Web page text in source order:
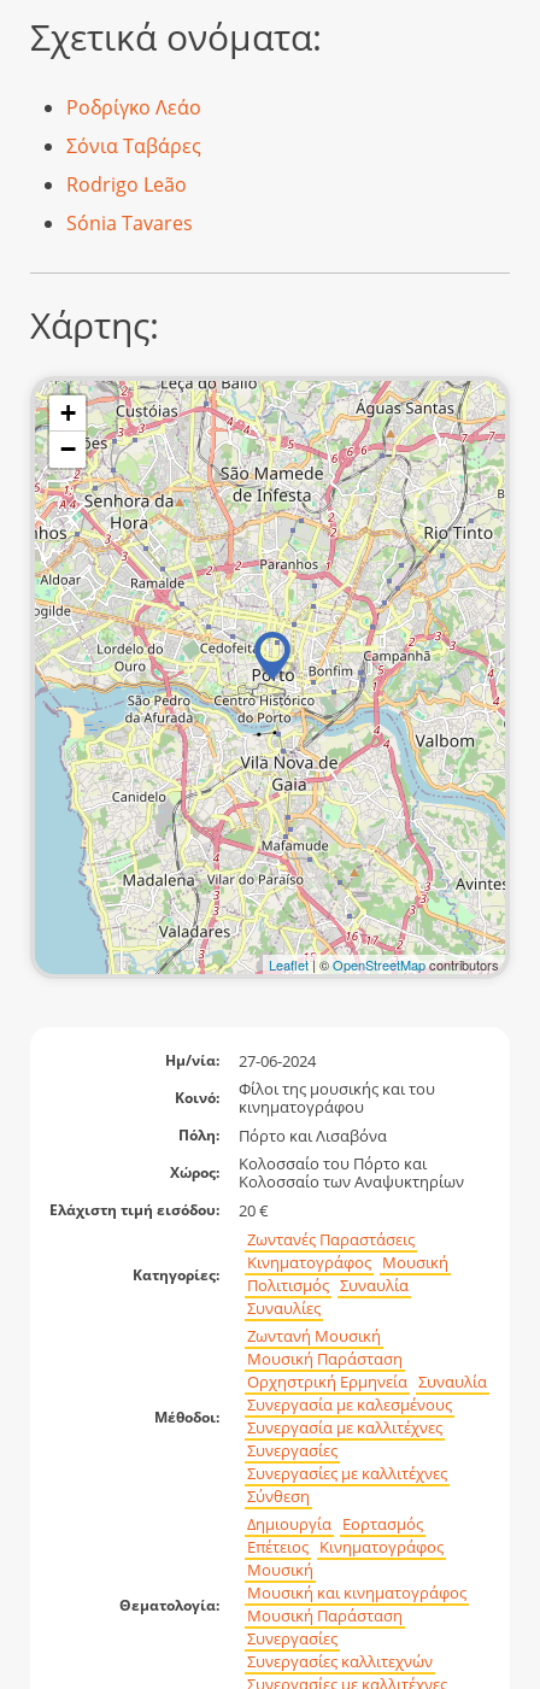
Σχετικά ονόματα:
Ροδρίγκο Λεάο
Σόνια Ταβάρες
Rodrigo Leão
Sónia Tavares
Χάρτης:
+
−
Leaflet| ©OpenStreetMapcontributors
Ημ/νία: 27-06-2024
Κοινό:
Φίλοι της μουσικής και του
κινηματογράφου
Πόλη: Πόρτο και Λισαβόνα
Χώρος:
Κολοσσαίο του Πόρτο και
Κολοσσαίο των Αναψυκτηρίων
Ελάχιστη τιμή εισόδου: 20 €
Κατηγορίες:
Ζωντανές Παραστάσεις
Κινηματογράφος Μουσική
Πολιτισμός Συναυλία
Συναυλίες
Μέθοδοι:
Ζωντανή Μουσική
Μουσική Παράσταση
Ορχηστρική Ερμηνεία Συναυλία
Συνεργασία με καλεσμένους
Συνεργασία με καλλιτέχνες
Συνεργασίες
Συνεργασίες με καλλιτέχνες
Σύνθεση
Θεματολογία:
Δημιουργία Εορτασμός
Επέτειος Κινηματογράφος
Μουσική
Μουσική και κινηματογράφος
Μουσική Παράσταση
Συνεργασίες
Συνεργασίες καλλιτεχνών
Συνεργασίες με καλλιτέχνες